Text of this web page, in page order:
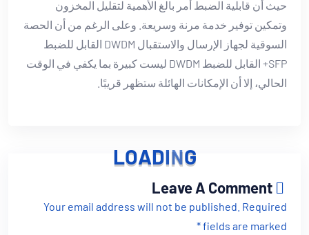
LOADING
حيث أن قابلية الضبط أمر بالغ الأهمية لتقليل المخزون
وتمكين توفير خدمة مرنة وسريعة. وعلى الرغم من أن الحصة
السوقية لجهاز الإرسال والاستقبال DWDM القابل للضبط
SFP+ القابل للضبط DWDM ليست كبيرة بما يكفي في الوقت
الحالي، إلا أن الإمكانات الهائلة ستظهر قريبًا.
Your email address will not be published. Required
fields are marked *